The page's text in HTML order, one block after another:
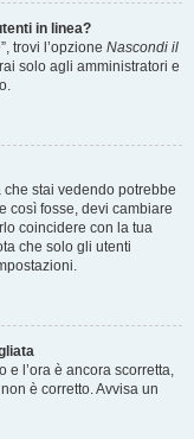
in linea?
trovi l’opzione Nascondi il
solo agli amministratori e
che stai vedendo potrebbe
così fosse, devi cambiare
coincidere con la tua
che solo gli utenti
e l’ora è ancora scorretta,
è corretto. Avvisa un